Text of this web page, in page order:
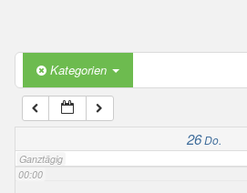
Kategorien
26Do.
Ganztägig
00:00